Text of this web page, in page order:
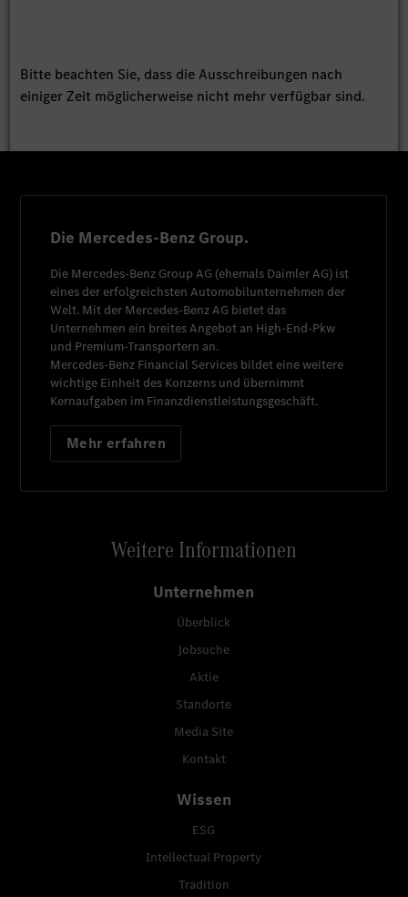
Bitte beachten Sie, dass die Ausschreibungen nach
einiger Zeit möglicherweise nicht mehr verfügbar sind.
Die Mercedes-Benz Group.
Die Mercedes-Benz Group AG (ehemals Daimler AG) ist
eines der erfolgreichsten Automobilunternehmen der
Welt. Mit der Mercedes-Benz AG bietet das
Unternehmen ein breites Angebot an High-End-Pkw
und Premium-Transportern an.
Mercedes-Benz Financial Services bildet eine weitere
wichtige Einheit des Konzerns und übernimmt
Kernaufgaben im Finanzdienstleistungsgeschäft.
Mehr erfahren
Weitere Informationen
Unternehmen
Überblick
Jobsuche
Aktie
Standorte
Media Site
Kontakt
Wissen
ESG
Intellectual Property
Tradition